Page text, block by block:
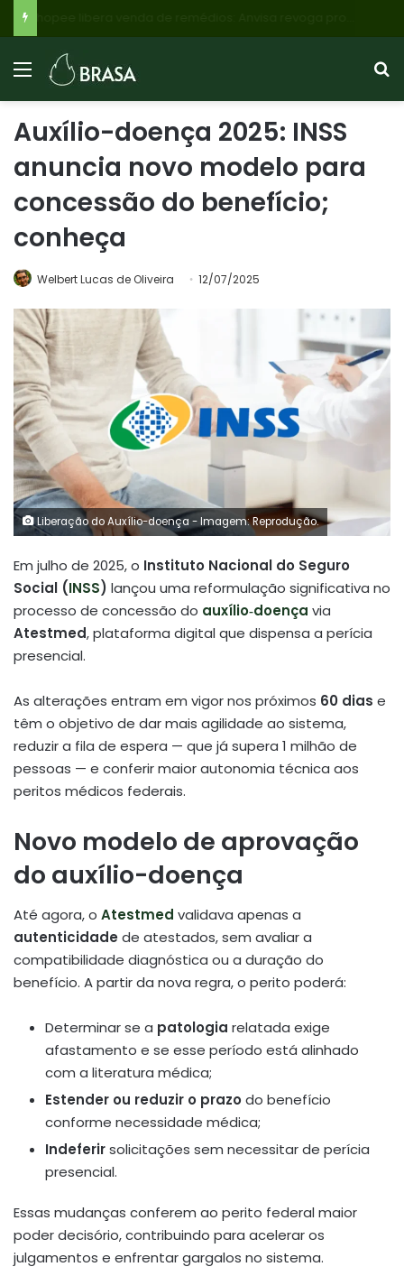
Auxílio-doença 2025: INSS
anuncia novo modelo para
concessão do benefício;
conheça
Welbert Lucas de Oliveira 12/07/2025
Liberação do Auxílio-doença - Imagem: Reprodução.
Em julho de 2025, o Instituto Nacional do Seguro
Social (INSS) lançou uma reformulação significativa no
processo de concessão do auxílio‑doença via
Atestmed, plataforma digital que dispensa a perícia
presencial.
As alterações entram em vigor nos próximos 60 dias e
têm o objetivo de dar mais agilidade ao sistema,
reduzir a fila de espera — que já supera 1 milhão de
pessoas — e conferir maior autonomia técnica aos
peritos médicos federais.
Novo modelo de aprovação
do auxílio-doença
Até agora, o Atestmed validava apenas a
autenticidade de atestados, sem avaliar a
compatibilidade diagnóstica ou a duração do
benefício. A partir da nova regra, o perito poderá:
Determinar se a patologia relatada exige
afastamento e se esse período está alinhado
com a literatura médica;
Estender ou reduzir o prazo do benefício
conforme necessidade médica;
Indeferirsolicitações sem necessitar de perícia
presencial.
Essas mudanças conferem ao perito federal maior
poder decisório, contribuindo para acelerar os
julgamentos e enfrentar gargalos no sistema.